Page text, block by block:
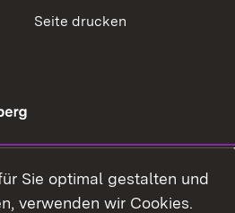
Seite drucken
Sie optimal gestalten und
verwenden wir Cookies.